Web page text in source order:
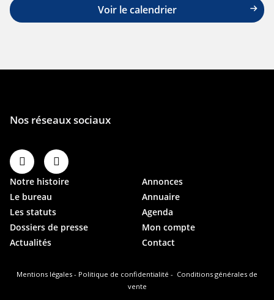
Voir le calendrier
Notre histoire
Le bureau
Les statuts
Dossiers de presse
Actualités
Annonces
Annuaire
Agenda
Mon compte
Contact
Mentions légales - Politique de confidentialité - Conditions générales de
vente